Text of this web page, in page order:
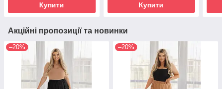
Купити Купити
Акційні пропозиції та новинки
–20% –20%